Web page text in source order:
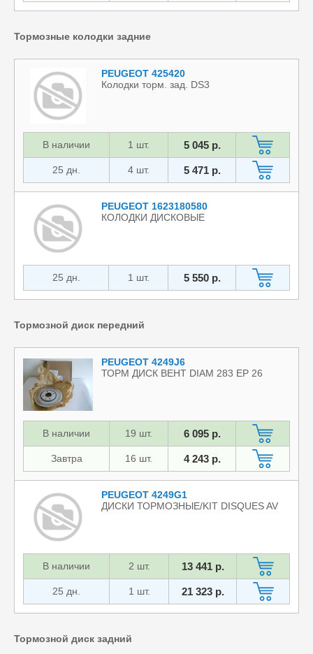
Тормозные колодки задние
PEUGEOT 425420
Колодки торм. зад. DS3
В наличии 1 шт. 5 045 р.
25 дн. 4 шт. 5 471 р.
PEUGEOT 1623180580
КОЛОДКИ ДИСКОВЫЕ
25 дн. 1 шт. 5 550 р.
Тормозной диск передний
PEUGEOT 4249J6
ТОРМ ДИСК ВЕНТ DIAM 283 EP 26
В наличии 19 шт. 6 095 р.
Завтра 16 шт. 4 243 р.
PEUGEOT 4249G1
ДИСКИ ТОРМОЗНЫЕ/KIT DISQUES AV
В наличии 2 шт. 13 441 р.
25 дн. 1 шт. 21 323 р.
Тормозной диск задний